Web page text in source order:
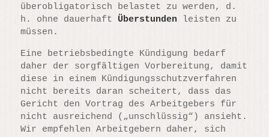
überobligatorisch belastet zu werden, d.
h. ohne dauerhaft Überstunden leisten zu
müssen.
Eine betriebsbedingte Kündigung bedarf
daher der sorgfältigen Vorbereitung, damit
diese in einem Kündigungsschutzverfahren
nicht bereits daran scheitert, dass das
Gericht den Vortrag des Arbeitgebers für
nicht ausreichend („unschlüssig“) ansieht.
Wir empfehlen Arbeitgebern daher, sich